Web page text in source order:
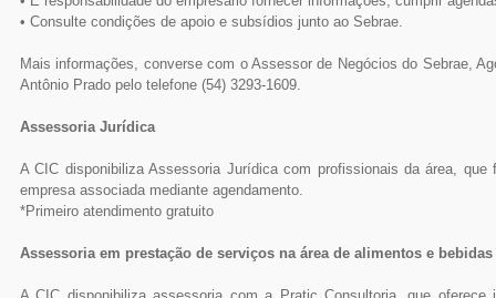
• Consulte condições de apoio e subsídios junto ao Sebrae.
Mais informações, converse com o Assessor de Negócios do Sebrae,
Antônio Prado pelo telefone (54) 3293-1609.
Assessoria Jurídica
A CIC disponibiliza Assessoria Jurídica com profissionais da área, que
empresa associada mediante agendamento.
*Primeiro atendimento gratuito
Assessoria em prestação de serviços na área de alimentos e bebidas